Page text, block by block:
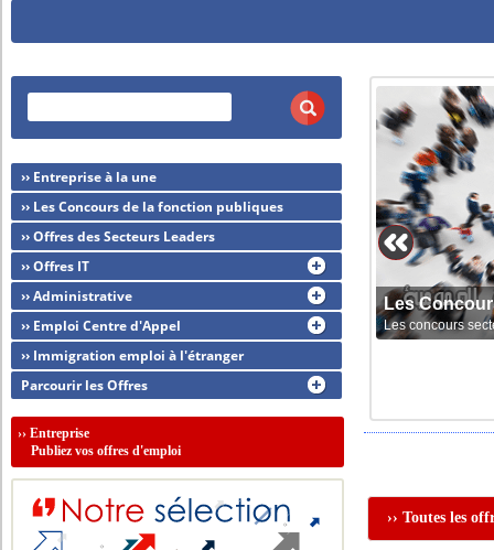
Les
Les concours
›› Toutes les
›› Entreprise à la une
›› Les Concours de la fonction publiques
›› Offres des Secteurs Leaders
›› Offres IT
›› Administrative
›› Emploi Centre d'Appel
›› Immigration emploi à l'étranger
Parcourir les Offres
››Entreprise
Publiez vos offres d'emploi